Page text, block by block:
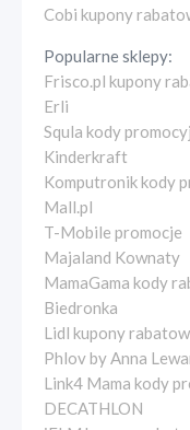
Cobi kupony
Popularne sklepy:
Frisco.pl kupony
Erli
Squla kody
Kinderkraft
Komputronik kody
Mall.pl
T-Mobile promocje
Majaland Kownaty
MamaGama kody
Biedronka
Lidl kupony
Phlov by Anna
Link4 Mama kody
DECATHLON